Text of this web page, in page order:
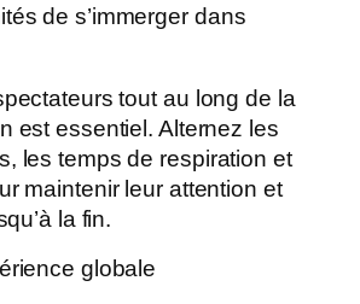
de s’immerger dans
tout au long de la
est essentiel. Alternez les
les temps de respiration et
maintenir leur attention et
la fin.
globale